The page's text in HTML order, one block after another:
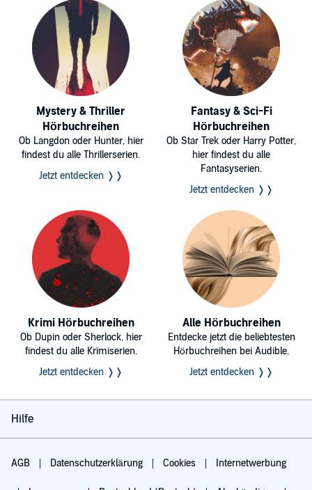
Mystery & Thriller
Hörbuchreihen
Ob Langdon oder Hunter, hier
findest du alle Thrillerserien.
Jetzt entdecken ❭❭
Fantasy & Sci-Fi
Hörbuchreihen
Ob Star Trek oder Harry Potter,
hier findest du alle
Fantasyserien.
Jetzt entdecken ❭❭
Krimi Hörbuchreihen
Ob Dupin oder Sherlock, hier
findest du alle Krimiserien.
Jetzt entdecken ❭❭
Alle Hörbuchreihen
Entdecke jetzt die beliebtesten
Hörbuchreihen bei Audible.
Jetzt entdecken ❭❭
Hilfe
AGB Datenschutzerklärung Cookies Internetwerbung